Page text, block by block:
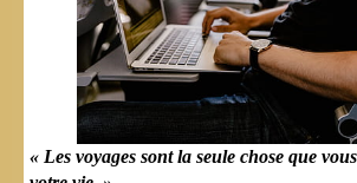
« Les voyages sont la seule chose que